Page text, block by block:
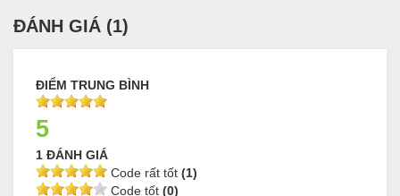
ĐÁNH GIÁ (1)
ĐIỂM TRUNG BÌNH
5
1 ĐÁNH GIÁ
Code rất tốt (1)
Code tốt (0)